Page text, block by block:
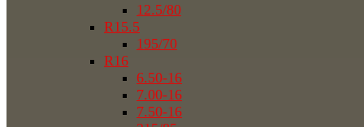
12.5/80
R15.5
195/70
R16
6.50-16
7.00-16
7.50-16